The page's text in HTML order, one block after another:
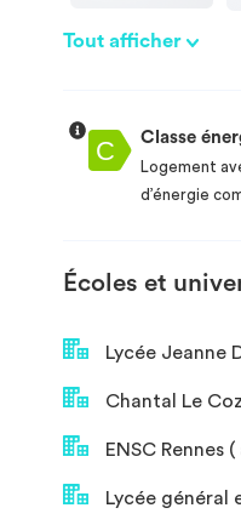
Tout afficher
Classe
Logement
d’énergie
Écoles et
Lycée Jeanne
Chantal Le
ENSC Rennes
Lycée général